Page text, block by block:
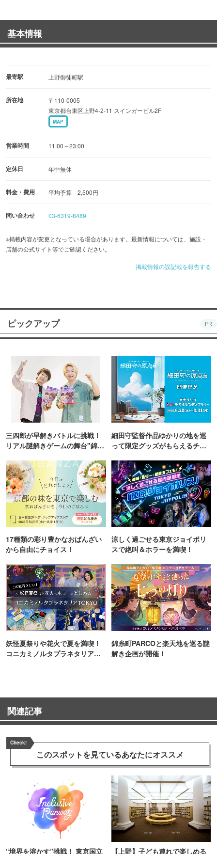
基本情報
最寄駅 上野御徒町駅
所在地
〒110-0005
東京都台東区上野4-2-11 スインガービル2F
MAP
営業時間 11:00～23:00
定休日 年中無休
料金・費用 平均予算 2,500円
問い合わせ 03-6319-8489
※掲載内容が変更となっている場合があります。最新情報については、施設・
店舗の公式サイト等でご確認ください。
掲載情報の誤記載を報告する
ピックアップ PR
三四郎が早解きバトルに挑戦！
リアル謎解きゲームの舞台"錦糸
細田守監督作品ゆかりの地を巡
って限定グッズがもらえるチャ
17種類の彩り豊かなおばんざい
から自由にチョイス！
涼しく過ごせる東京ジョイポリ
スで絶叫＆ホラーを満喫！
妖怪夏祭りや花火で夏を満喫！
コニカミノルタプラネタリア
錦糸町PARCOと楽天地を巡る謎
解き企画が開催！
関連記事
Check!
このスポットを見ているあなたにオススメ
“境界を溶かす”挑戦！ 東京国立 【上野】子ども連れで楽しめる